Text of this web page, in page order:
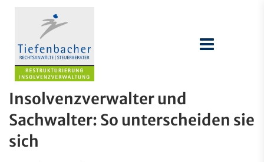
Insolvenzverwalter und
Sachwalter: So unterscheiden sie
sich